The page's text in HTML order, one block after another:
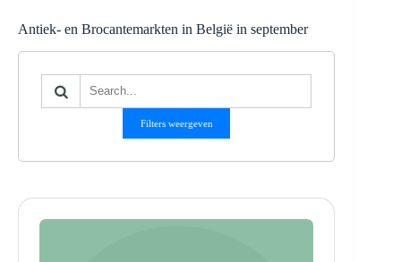
Antiek- en Brocantemarkten in België in september
Filters weergeven